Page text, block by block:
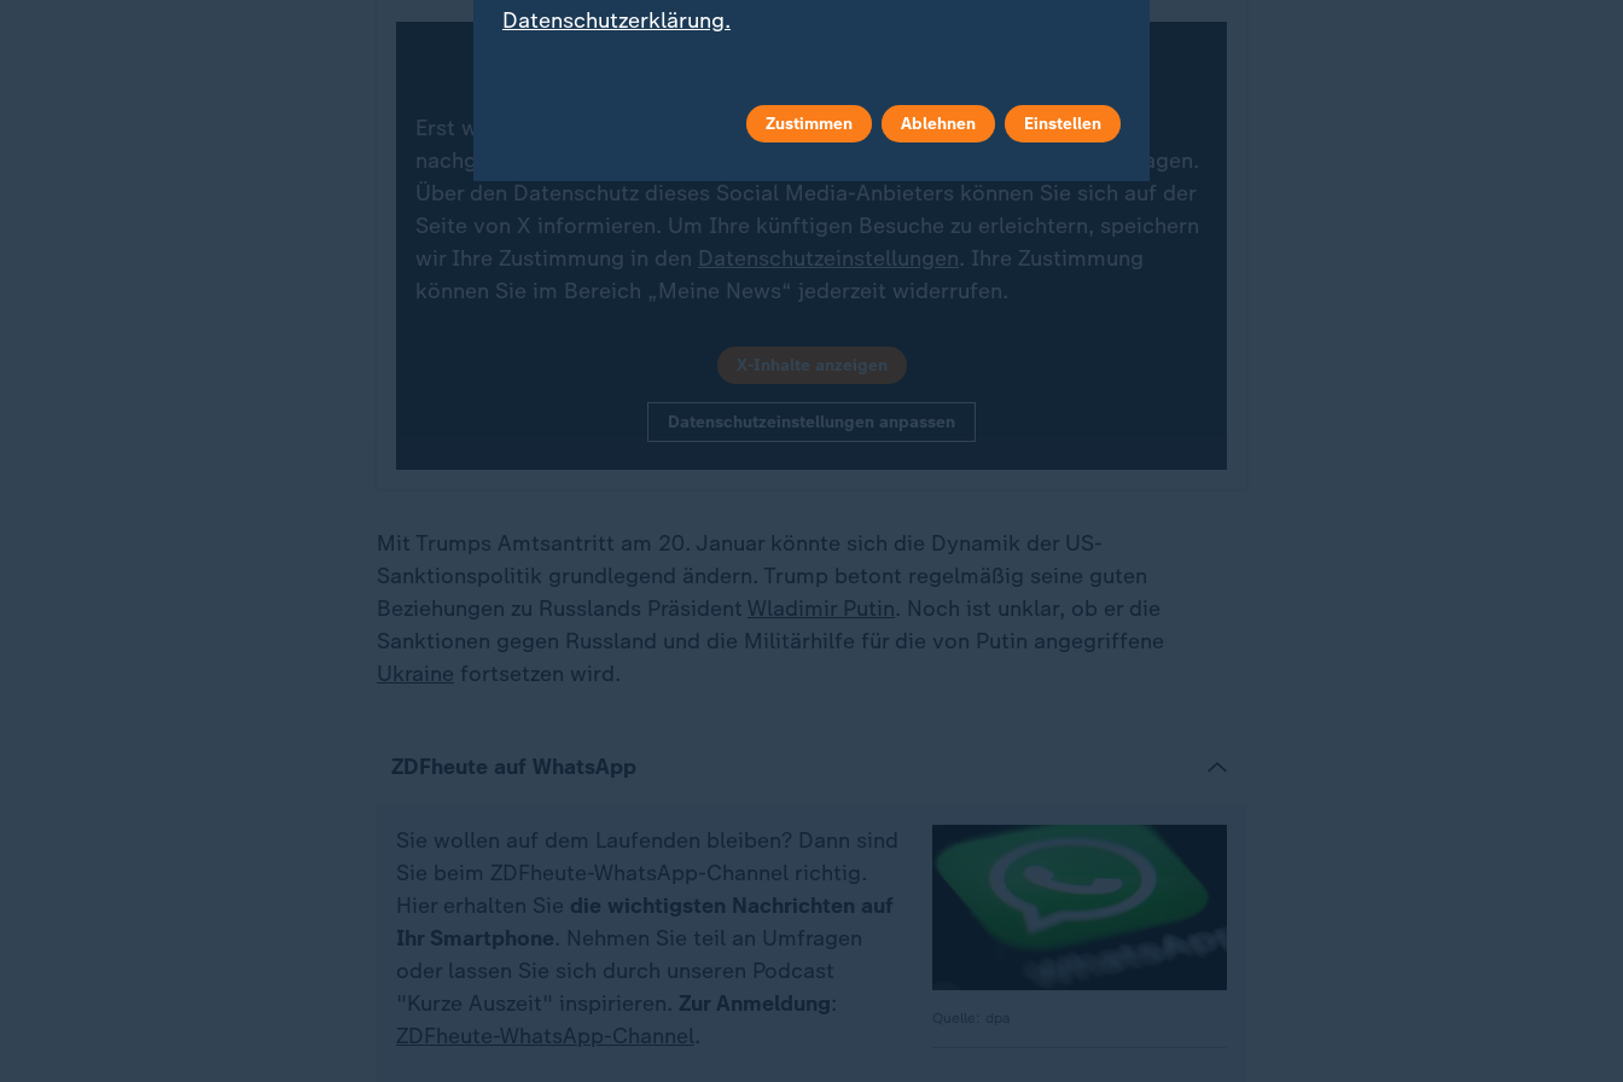
Erst wenn Sie hier klicken, werden Bilder und andere Daten von X
nachgeladen. Ihre IP-Adresse wird dabei an externe Server von X übertragen.
Über den Datenschutz dieses Social Media-Anbieters können Sie sich auf der
Seite von X informieren. Um Ihre künftigen Besuche zu erleichtern, speichern
wir Ihre Zustimmung in den Datenschutzeinstellungen. Ihre Zustimmung
können Sie im Bereich „Meine News“ jederzeit widerrufen.
X-Inhalte anzeigen
Datenschutzeinstellungen anpassen
Mit Trumps Amtsantritt am 20. Januar könnte sich die Dynamik der US-
Sanktionspolitik grundlegend ändern. Trump betont regelmäßig seine guten
Beziehungen zu Russlands Präsident Wladimir Putin. Noch ist unklar, ob er die
Sanktionen gegen Russland und die Militärhilfe für die von Putin angegriffene
Ukraine fortsetzen wird.
ZDFheute auf WhatsApp
Sie wollen auf dem Laufenden bleiben? Dann sind
Sie beim ZDFheute-WhatsApp-Channel richtig.
Hier erhalten Sie die wichtigsten Nachrichten auf
Ihr Smartphone. Nehmen Sie teil an Umfragen
oder lassen Sie sich durch unseren Podcast
"Kurze Auszeit" inspirieren. Zur Anmeldung:
ZDFheute-WhatsApp-Channel.
Datenschutzerklärung.
Zustimmen Ablehnen Einstellen